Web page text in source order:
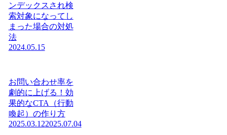
ンデックスされ検
索対象になってし
まった場合の対処
法
2024.05.15
お問い合わせ率を
劇的に上げる！効
果的なCTA（行動
喚起）の作り方
2025.03.122025.07.04